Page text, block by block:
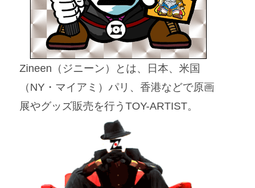
Zineen（ジニーン）とは、日本、米国
（NY・マイアミ）パリ、香港などで原画
展やグッズ販売を行うTOY-ARTIST。